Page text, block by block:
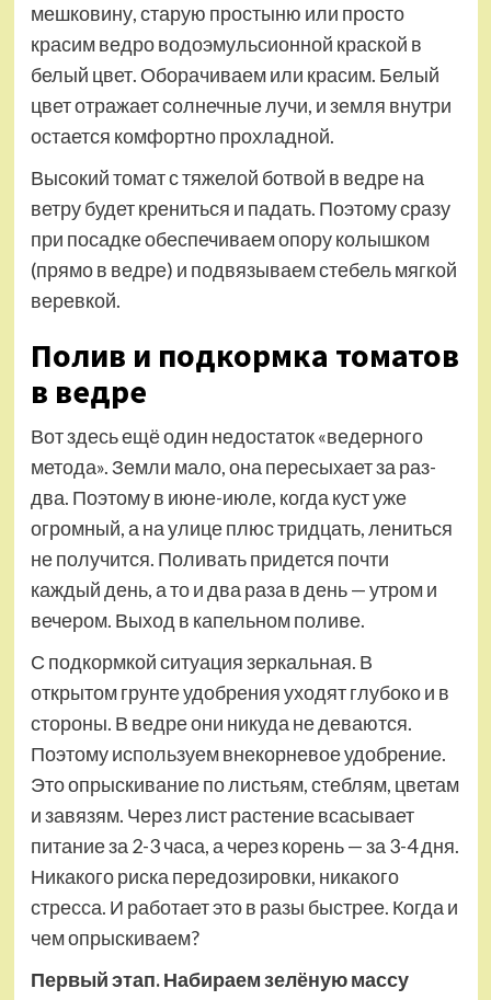
мешковину, старую простыню или просто
красим ведро водоэмульсионной краской в
белый цвет. Оборачиваем или красим. Белый
цвет отражает солнечные лучи, и земля внутри
остается комфортно прохладной.
Высокий томат с тяжелой ботвой в ведре на
ветру будет крениться и падать. Поэтому сразу
при посадке обеспечиваем опору колышком
(прямо в ведре) и подвязываем стебель мягкой
веревкой.
Полив и подкормка томатов
в ведре
Вот здесь ещё один недостаток «ведерного
метода». Земли мало, она пересыхает за раз-
два. Поэтому в июне-июле, когда куст уже
огромный, а на улице плюс тридцать, лениться
не получится. Поливать придется почти
каждый день, а то и два раза в день — утром и
вечером. Выход в капельном поливе.
С подкормкой ситуация зеркальная. В
открытом грунте удобрения уходят глубоко и в
стороны. В ведре они никуда не деваются.
Поэтому используем внекорневое удобрение.
Это опрыскивание по листьям, стеблям, цветам
и завязям. Через лист растение всасывает
питание за 2-3 часа, а через корень — за 3-4 дня.
Никакого риска передозировки, никакого
стресса. И работает это в разы быстрее. Когда и
чем опрыскиваем?
Первый этап. Набираем зелёную массу